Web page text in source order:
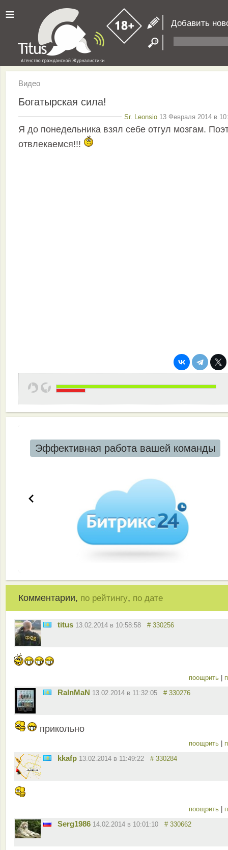
≡ Добавить
Видео
Богатырская сила!
Sr. Leonsio 13 Февраля 2014 в
Я до понедельника взял себе отгул мозгам.
отвлекаемся!!!
Эффективная работа вашей команды
Комментарии, по рейтингу, по дате
titus 13.02.2014 в 10:58:58 # 330256
поощрить
RaInMaN 13.02.2014 в 11:32:05 # 330276
прикольно
поощрить
kkafp 13.02.2014 в 11:49:22 # 330284
поощрить
Serg1986 14.02.2014 в 10:01:10 # 330662